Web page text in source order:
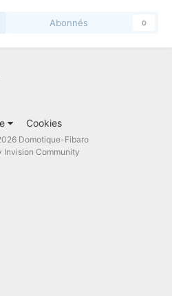
Abonnés 0
Cookies
Domotique-Fibaro
Invision Community